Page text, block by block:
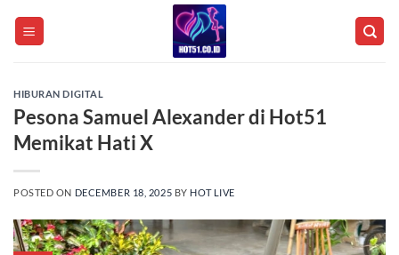
HIBURAN DIGITAL
Pesona Samuel Alexander di Hot51
Memikat Hati X
POSTED ON DECEMBER 18, 2025 BY HOT LIVE